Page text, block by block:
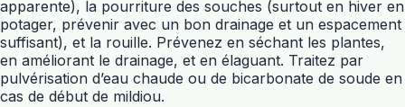
apparente), la pourriture des souches (surtout en hiver en
potager, prévenir avec un bon drainage et un espacement
suffisant), et la rouille. Prévenez en séchant les plantes,
en améliorant le drainage, et en élaguant. Traitez par
pulvérisation d’eau chaude ou de bicarbonate de soude en
cas de début de mildiou.